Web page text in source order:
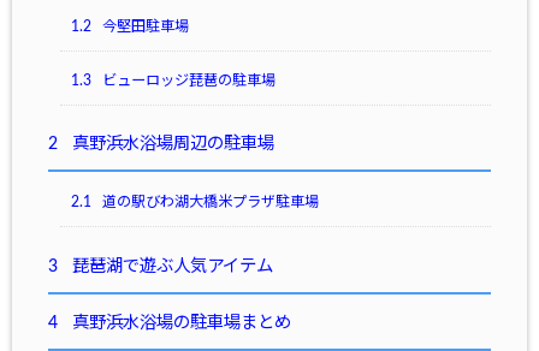
1.2 今堅田駐車場
1.3 ビューロッジ琵琶の駐車場
2 真野浜水浴場周辺の駐車場
2.1 道の駅びわ湖大橋米プラザ駐車場
3 琵琶湖で遊ぶ人気アイテム
4 真野浜水浴場の駐車場まとめ